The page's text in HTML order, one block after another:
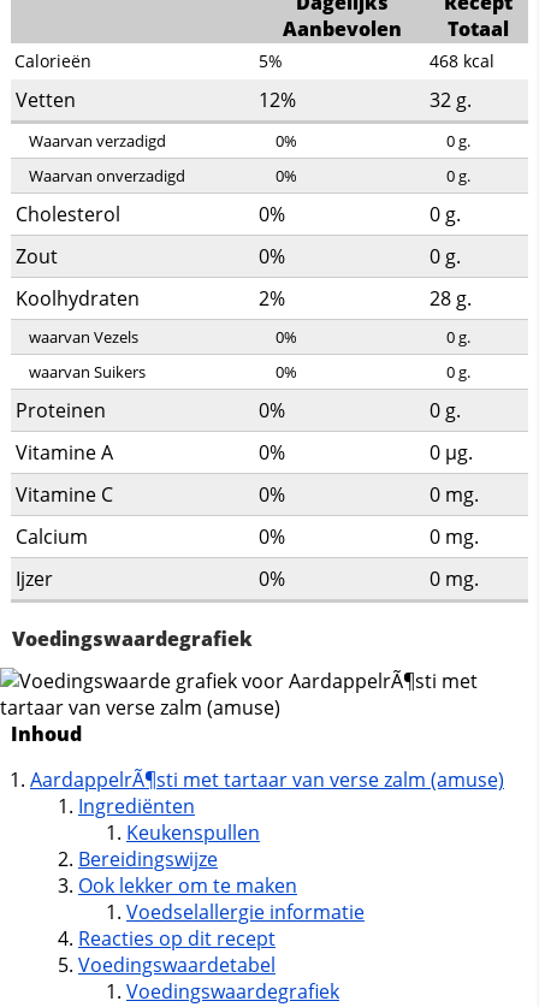
Aanbevolen
Totaal
Calorieën 5% 468 kcal
Vetten 12% 32 g.
Waarvan verzadigd 0% 0g.
Waarvan onverzadigd
0% 0g.
Cholesterol 0% 0 g.
Zout
0% 0 g.
Koolhydraten
2% 28 g.
waarvan Vezels 0% 0g.
waarvan Suikers
0% 0g.
Proteinen 0% 0 g.
Vitamine A
0% 0 µg.
Vitamine C
0% 0 mg.
Calcium
0% 0 mg.
Ijzer
0% 0 mg.
Voedingswaardegrafiek
Inhoud
AardappelrÃ¶sti met tartaar van verse zalm (amuse)
Ingrediënten
Keukenspullen
Bereidingswijze
Ook lekker om te maken
Voedselallergie informatie
Reacties op dit recept
Voedingswaardetabel
Voedingswaardegrafiek